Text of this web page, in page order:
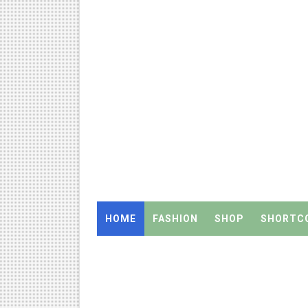
WWF India வழங்கும் Wild
இராணிப்பேட்டை:
அரசு உதவிபெறும் பள்ளி
அரசுப் பள்ளியில் கழிவறை
HOME FASHION SHOP